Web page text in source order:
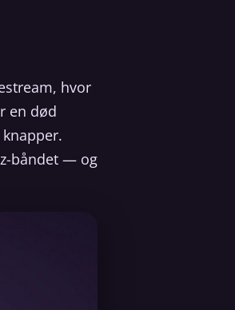
hvor
en død
båndet — og